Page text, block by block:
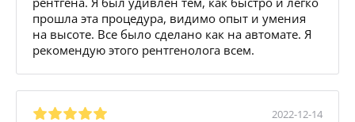
прошла эта процедура, видимо опыт и умения
на высоте. Все было сделано как на автомате. Я
рекомендую этого рентгенолога всем.
2022-12-14